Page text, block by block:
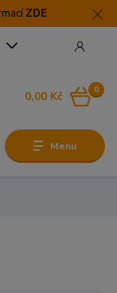
ZDE
Menu
0
0,00 Kč